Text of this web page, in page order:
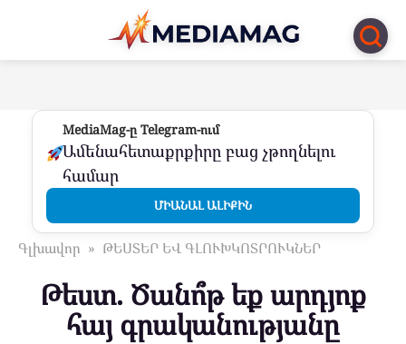
Перейти
контенту
MediaMag-ը Telegram-ում
Ամենահետաքրքիրը բաց չթողնելու
համար
ՄԻԱՆԱԼ ԱԼԻՔԻՆ
Գլխավոր » ԹԵՍՏԵՐ ԵՎ ԳԼՈՒԽԿՈՏՐՈՒԿՆԵՐ
Թեստ. Ծանո՞թ եք արդյոք
հայ գրականությանը